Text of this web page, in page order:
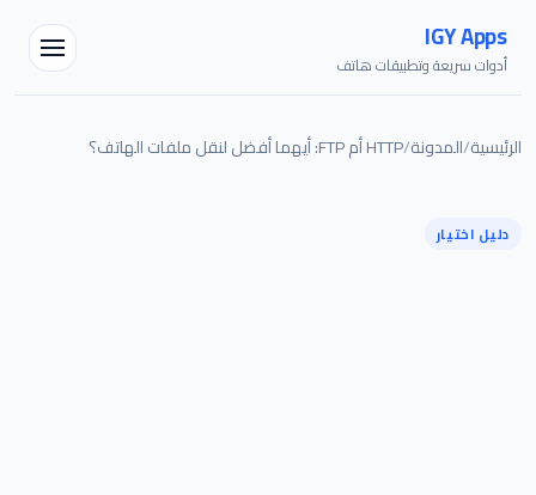
IGY Apps
أدوات سريعة وتطبيقات هاتف
الرئيسية/المدونة/HTTP أم FTP: أيهما أفضل لنقل ملفات الهاتف؟
دليل اختيار
مساعد IGY